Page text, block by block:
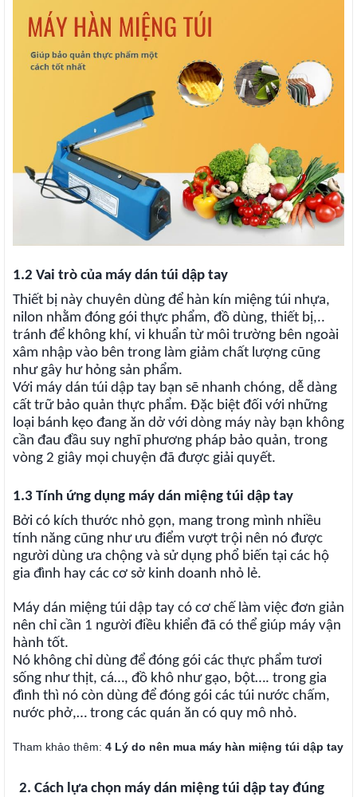
1.2 Vai trò của máy dán túi dập tay
Thiết bị này chuyên dùng để hàn kín miệng túi nhựa,
nilon nhằm đóng gói thực phẩm, đồ dùng, thiết bị,..
tránh để không khí, vi khuẩn từ môi trường bên ngoài
xâm nhập vào bên trong làm giảm chất lượng cũng
như gây hư hỏng sản phẩm.
Với máy dán túi dập tay bạn sẽ nhanh chóng, dễ dàng
cất trữ bảo quản thực phẩm. Đặc biệt đối với những
loại bánh kẹo đang ăn dở với dòng máy này bạn không
cần đau đầu suy nghĩ phương pháp bảo quản, trong
vòng 2 giây mọi chuyện đã được giải quyết.
1.3 Tính ứng dụng máy dán miệng túi dập tay
Bởi có kích thước nhỏ gọn, mang trong mình nhiều
tính năng cũng như ưu điểm vượt trội nên nó được
người dùng ưa chộng và sử dụng phổ biến tại các hộ
gia đình hay các cơ sở kinh doanh nhỏ lẻ.
Máy dán miệng túi dập tay có cơ chế làm việc đơn giản
nên chỉ cần 1 người điều khiển đã có thể giúp máy vận
hành tốt.
Nó không chỉ dùng để đóng gói các thực phẩm tươi
sống như thịt, cá…, đồ khô như gạo, bột…. trong gia
đình thì nó còn dùng để đóng gói các túi nước chấm,
nước phở,… trong các quán ăn có quy mô nhỏ.
Tham khảo thêm: 4 Lý do nên mua máy hàn miệng túi dập tay
2. Cách lựa chọn máy dán miệng túi dập tay đúng